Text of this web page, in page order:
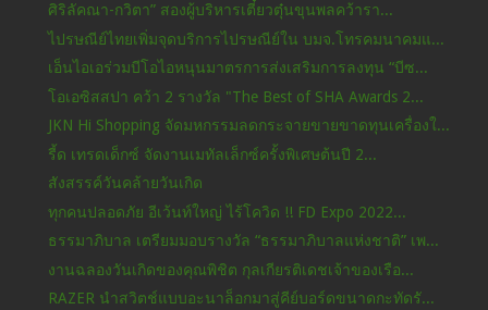
ศิริลัคณา-กวิตา” สองผู้บริหารเตี๋ยวตุ๋นขุนพลคว้ารา...
ไปรษณีย์ไทยเพิ่มจุดบริการไปรษณีย์ใน บมจ.โทรคมนาคมแ...
เอ็นไอเอร่วมบีโอไอหนุนมาตรการส่งเสริมการลงทุน “บีซ...
โอเอซิสสปา คว้า 2 รางวัล "The Best of SHA Awards 2...
JKN Hi Shopping จัดมหกรรมลดกระจายขายขาดทุนเครื่องใ...
รี้ด เทรดเด็กซ์ จัดงานเมทัลเล็กซ์ครั้งพิเศษต้นปี 2...
สังสรรค์วันคล้ายวันเกิด
ทุกคนปลอดภัย อีเว้นท์ใหญ่ ไร้โควิด !! FD Expo 2022...
ธรรมาภิบาล เตรียมมอบรางวัล “ธรรมาภิบาลแห่งชาติ” เพ...
งานฉลองวันเกิดของคุณพิชิต กุลเกียรติเดชเจ้าของเรือ...
RAZER นำสวิตช์แบบอะนาล็อกมาสู่คีย์บอร์ดขนาดกะทัดรั...